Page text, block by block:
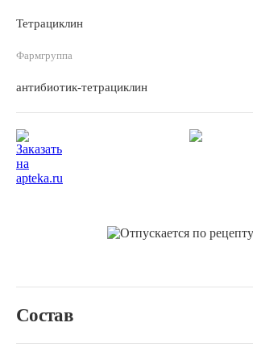
Тетрациклин
Фармгруппа
антибиотик-тетрациклин
Состав